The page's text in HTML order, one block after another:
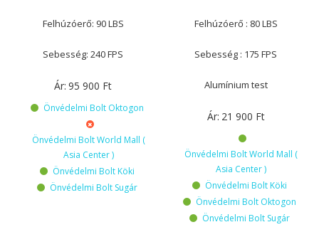
Felhúzóerő: 90 LBS
Sebesség: 240 FPS
Ár: 95 900 Ft
Önvédelmi Bolt Oktogon
Önvédelmi Bolt World Mall (
Asia Center )
Önvédelmi Bolt Köki
Önvédelmi Bolt Sugár
Felhúzóerő : 80 LBS
Sebesség : 175 FPS
Alumínium test
Ár: 21 900 Ft
Önvédelmi Bolt World Mall (
Asia Center )
Önvédelmi Bolt Köki
Önvédelmi Bolt Oktogon
Önvédelmi Bolt Sugár